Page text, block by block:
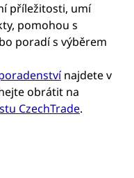
příležitosti, umí
pomohou s
poradí s výběrem
najdete v
obrátit na
CzechTrade.